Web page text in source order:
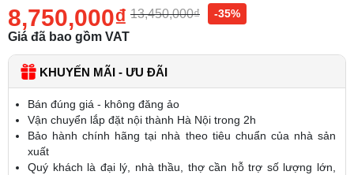
8,750,000₫ 13,450,000₫ -35%
Giá đã bao gồm VAT
KHUYẾN MÃI - ƯU ĐÃI
Bán đúng giá - không đăng ảo
Vận chuyển lắp đặt nội thành Hà Nội trong 2h
Bảo hành chính hãng tại nhà theo tiêu chuẩn của nhà sản
xuất
Quý khách là đại lý, nhà thầu, thợ cần hỗ trợ số lượng lớn,